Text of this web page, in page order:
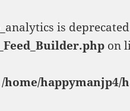
is
on
/home/happymanjp4/